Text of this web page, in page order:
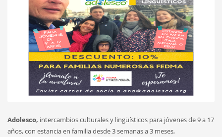
Adolesco, intercambios culturales y lingüísticos para jóvenes de 9 a 17
años, con estancia en familia desde 3 semanas a 3 meses,